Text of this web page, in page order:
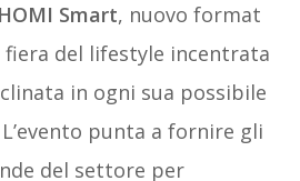
HOMI Smart, nuovo format
fiera del lifestyle incentrata
in ogni sua possibile
punta a fornire gli
del settore per